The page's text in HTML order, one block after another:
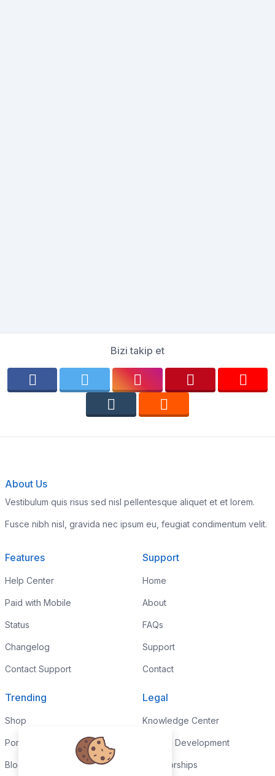
Bizi takip et
About Us
Vestibulum quis risus sed nisl pellentesque aliquet et et lorem.
Fusce nibh nisl, gravida nec ipsum eu, feugiat condimentum velit.
Features
Help Center
Paid with Mobile
Status
Changelog
Contact Support
Support
Home
About
FAQs
Support
Contact
Trending
Shop
Portfolio
Blog
Legal
Knowledge Center
Custom Development
Sponsorships